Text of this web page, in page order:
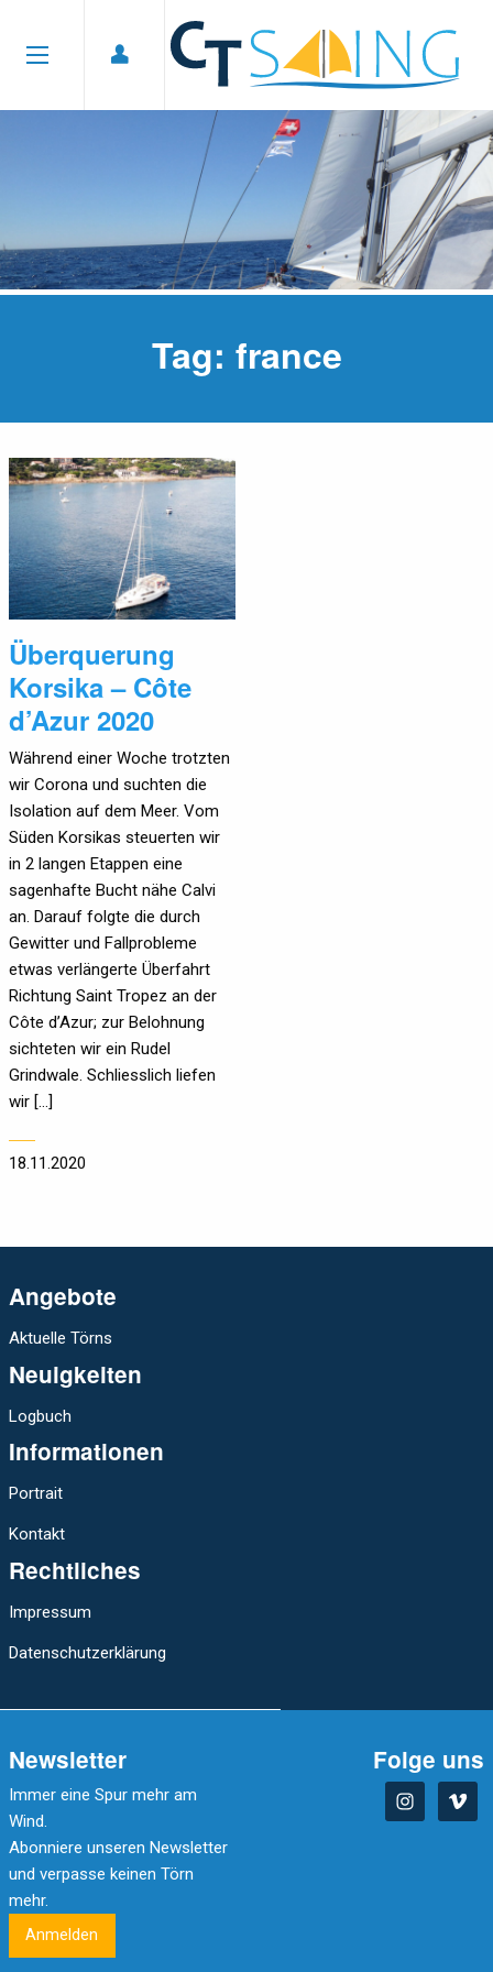
Tag: france
Überquerung
Korsika – Côte
d’Azur 2020
Während einer Woche trotzten
wir Corona und suchten die
Isolation auf dem Meer. Vom
Süden Korsikas steuerten wir
in 2 langen Etappen eine
sagenhafte Bucht nähe Calvi
an. Darauf folgte die durch
Gewitter und Fallprobleme
etwas verlängerte Überfahrt
Richtung Saint Tropez an der
Côte d’Azur; zur Belohnung
sichteten wir ein Rudel
Grindwale. Schliesslich liefen
wir […]
18.11.2020
Angebote
Aktuelle Törns
Neuigkeiten
Logbuch
Informationen
Portrait
Kontakt
Rechtliches
Impressum
Datenschutzerklärung
Newsletter
Immer eine Spur mehr am
Wind.
Abonniere unseren Newsletter
und verpasse keinen Törn
mehr.
Anmelden
Folge uns